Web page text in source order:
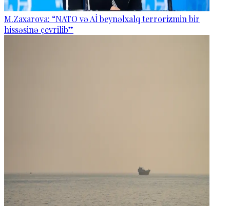
M.Zaxarova: “NATO və Aİ beynəlxalq terrorizmin bir
hissəsinə çevrilib”